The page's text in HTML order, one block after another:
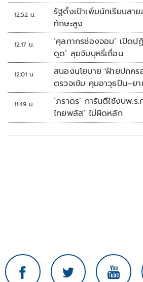
12:52 น.
รัฐตั้งเป้าเพิ่มนักเรียนสา
ทักษะสูง
12:17 น.
‘ศุลกากรช่องจอม’ เปิดป
ดูด’ ลุยจับบุหรี่เถื่อน
12:01 น.
สนองนโยบาย 'ฝ่ายปกค
ตรวจเข้ม คุมอาวุธปืน–ย
11:49 น.
‘ภราดร’ การันตีใช้งบพ.ร.
ไทยพลัส’ ไม่ผิดหลัก